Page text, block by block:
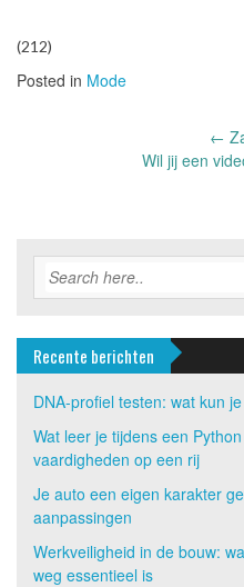
(212)
Posted in Mode
←
Wil jij een
Recente berichten
DNA-profiel testen: wat kun
Wat leer je tijdens een
vaardigheden op een rij
Je auto een eigen karakter
aanpassingen
Werkveiligheid in de bouw:
weg essentieel is